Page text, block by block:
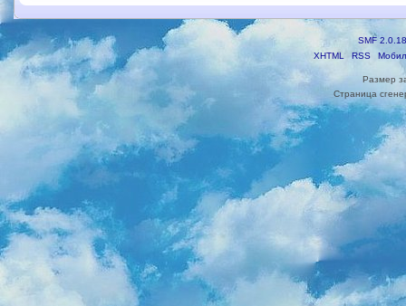
SMF 2.0.18
XHTML
RSS
Размер
Страница